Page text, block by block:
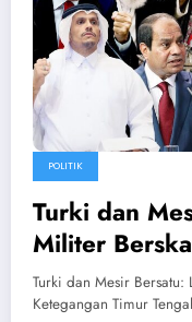
POLITIK
Turki dan
Militer
Ketegangan
Turki dan Mesir Bersatu:
Ketegangan Timur